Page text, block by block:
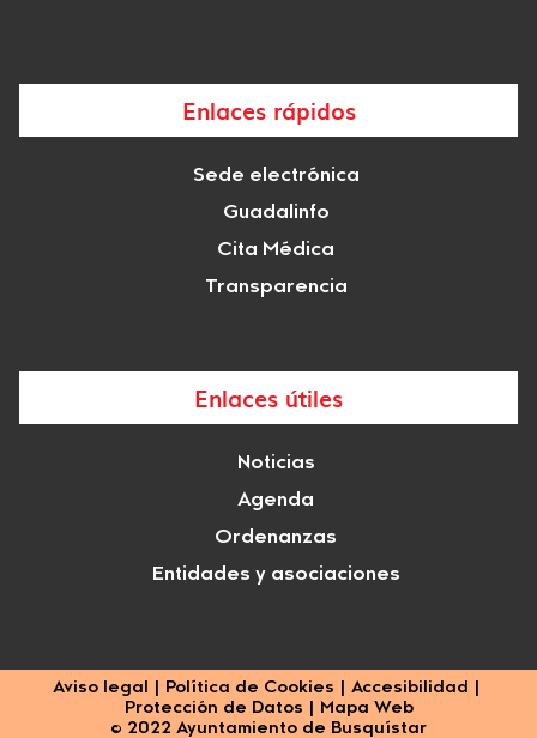
Enlaces rápidos
Sede electrónica
Guadalinfo
Cita Médica
Transparencia
Enlaces útiles
Noticias
Agenda
Ordenanzas
Entidades y asociaciones
© 2022 Ayuntamiento de Busquístar
Aviso legal Política de Cookies Accesibilidad
Protección de Datos
Mapa Web